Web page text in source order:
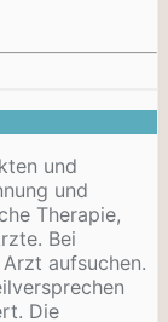
und
und
Therapie,
Bei
aufsuchen.
Die